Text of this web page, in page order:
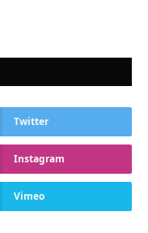
Twitter
Instagram
Vimeo